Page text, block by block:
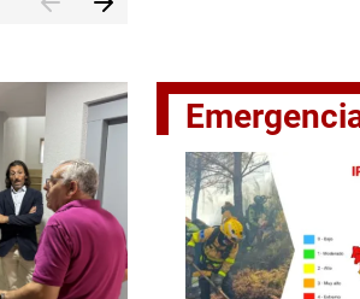
II Vuelta Ciclista CLM